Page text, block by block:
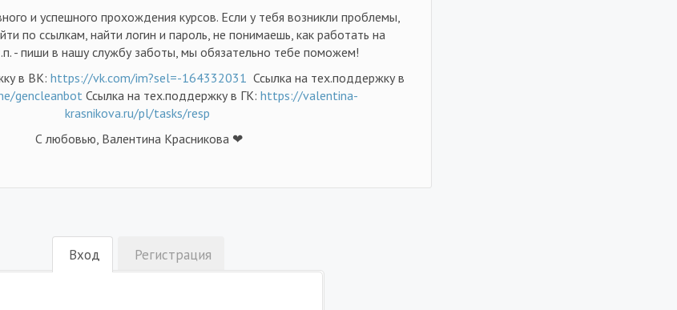
и успешного прохождения курсов. Если у тебя возникли проблемы,
по ссылкам, найти логин и пароль, не понимаешь, как работать на
- пиши в нашу службу заботы, мы обязательно тебе поможем!
в ВК: https://vk.com/im?sel=-164332031 Ссылка на тех.поддержку в
gencleanbotСсылка на тех.поддержку в ГК: https://valentina-
krasnikova.ru/pl/tasks/resp
С любовью, Валентина Красникова ❤
Вход Регистрация